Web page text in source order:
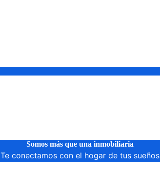
Somos más que una inmobiliaria
Te conectamos con el hogar de tus sueños